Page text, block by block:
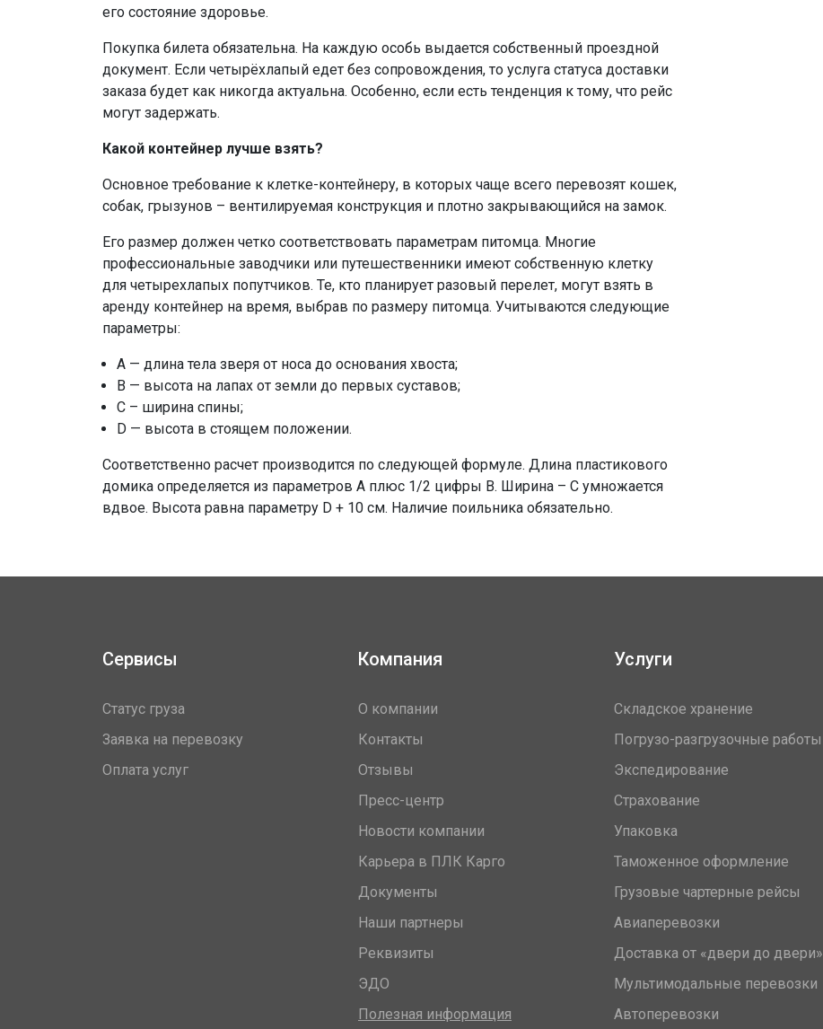
его состояние здоровье.
Покупка билета обязательна. На каждую особь выдается собственный проездной
документ. Если четырёхлапый едет без сопровождения, то услуга статуса доставки
заказа будет как никогда актуальна. Особенно, если есть тенденция к тому, что рейс
могут задержать.
Какой контейнер лучше взять?
Основное требование к клетке-контейнеру, в которых чаще всего перевозят кошек,
собак, грызунов – вентилируемая конструкция и плотно закрывающийся на замок.
Его размер должен четко соответствовать параметрам питомца. Многие
профессиональные заводчики или путешественники имеют собственную клетку
для четырехлапых попутчиков. Те, кто планирует разовый перелет, могут взять в
аренду контейнер на время, выбрав по размеру питомца. Учитываются следующие
параметры:
А — длина тела зверя от носа до основания хвоста;
В — высота на лапах от земли до первых суставов;
С – ширина спины;
D — высота в стоящем положении.
Соответственно расчет производится по следующей формуле. Длина пластикового
домика определяется из параметров А плюс 1/2 цифры В. Ширина – С умножается
вдвое. Высота равна параметру D + 10 см. Наличие поильника обязательно.
Сервисы
Статус груза
Заявка на перевозку
Оплата услуг
Компания
О компании
Контакты
Отзывы
Пресс-центр
Новости компании
Карьера в ПЛК Карго
Документы
Наши партнеры
Реквизиты
ЭДО
Полезная информация
Услуги
Складское хранение
Погрузо-разгрузочные работы
Экспедирование
Страхование
Упаковка
Таможенное оформление
Грузовые чартерные рейсы
Авиаперевозки
Доставка от «двери до двери»
Мультимодальные перевозки
Автоперевозки